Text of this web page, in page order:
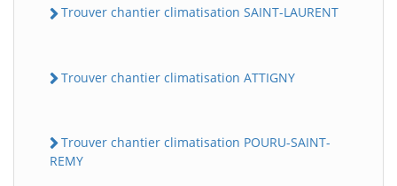
Trouver chantier climatisation SAINT-LAURENT
Trouver chantier climatisation ATTIGNY
Trouver chantier climatisation POURU-SAINT-
REMY